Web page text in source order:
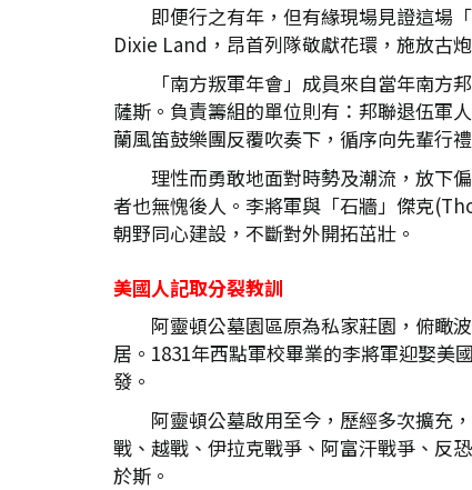
即便行之有年，但有緣現場見證這場
Dixie Land，昂首列隊敬獻花環，施放古
「南方叛軍年會」成員來自當年南
薩斯。負責籌組的單位則有：邦聯退伍軍
蘭風笛鼓樂團反覆吹奏下，循序向先輩行
理性而勇敢地面對時勢及潮流，放下
者也無愧後人。李將軍與「石牆」傑克
朝野同心建設，不斷對外開拓茁壯。
美國人記取分裂教訓
阿靈頓公墓園區原為私家莊園，俯瞰
居。1831年西點軍校畢業的李將軍迎娶美
發。
阿靈頓公墓啟用至今，歷經多次擴充
戰、越戰、伊拉克戰爭、阿富汗戰爭、反
於斯。